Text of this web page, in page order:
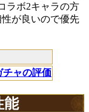
ラボ2キャラの方
が良いので優先
チャの評価
能